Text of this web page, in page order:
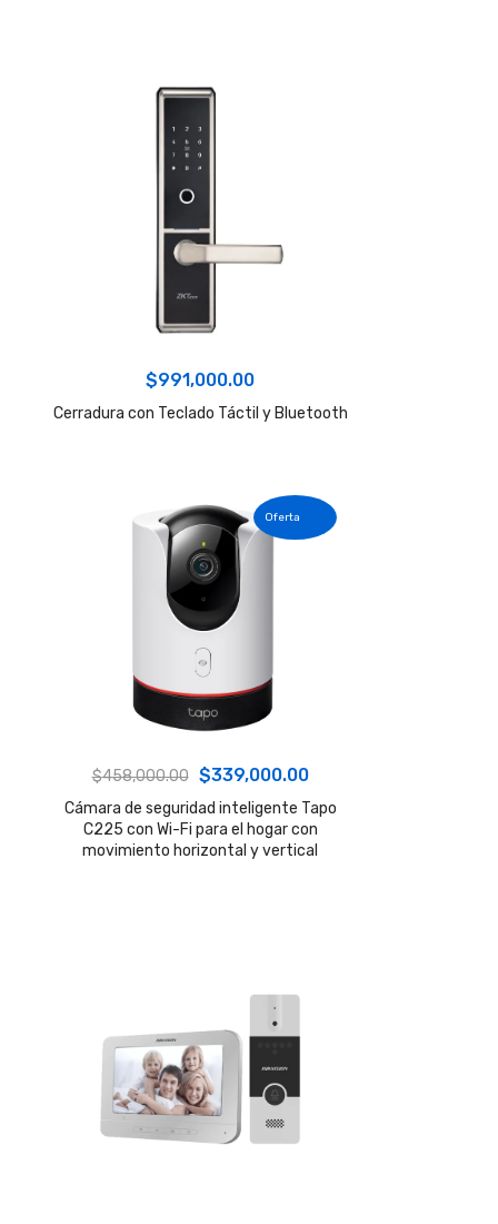
$991,000.00
Cerradura con Teclado Táctil y Bluetooth
$458,000.00 El
precio
original
$339,000.00El
precio
actual
Cámara de seguridad inteligente Tapo
C225 con Wi-Fi para el hogar con
movimiento horizontal y vertical